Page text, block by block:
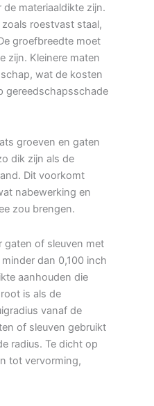
de materiaaldikte zijn.
roestvast staal,
groefbreedte moet
zijn. Kleinere maten
wat de kosten
gereedschapsschade
groeven en gaten
dik zijn als de
Dit voorkomt
nabewerking en
zou brengen.
gaten of sleuven met
dan 0,100 inch
aanhouden die
is als de
vanaf de
of sleuven gebruikt
radius. Te dicht op
tot vervorming,